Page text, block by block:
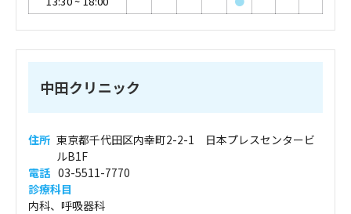
中田クリニック
住所 東京都千代田区内幸町2-2-1 日本プレスセンタービ
ルB1F
電話 03-5511-7770
診療科目
内科、呼吸器科